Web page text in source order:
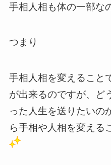
手相人相も体の一部な
つまり
手相人相を変えること
が出来るのですが、ど
った人生を送りたいの
ら手相や人相を変える